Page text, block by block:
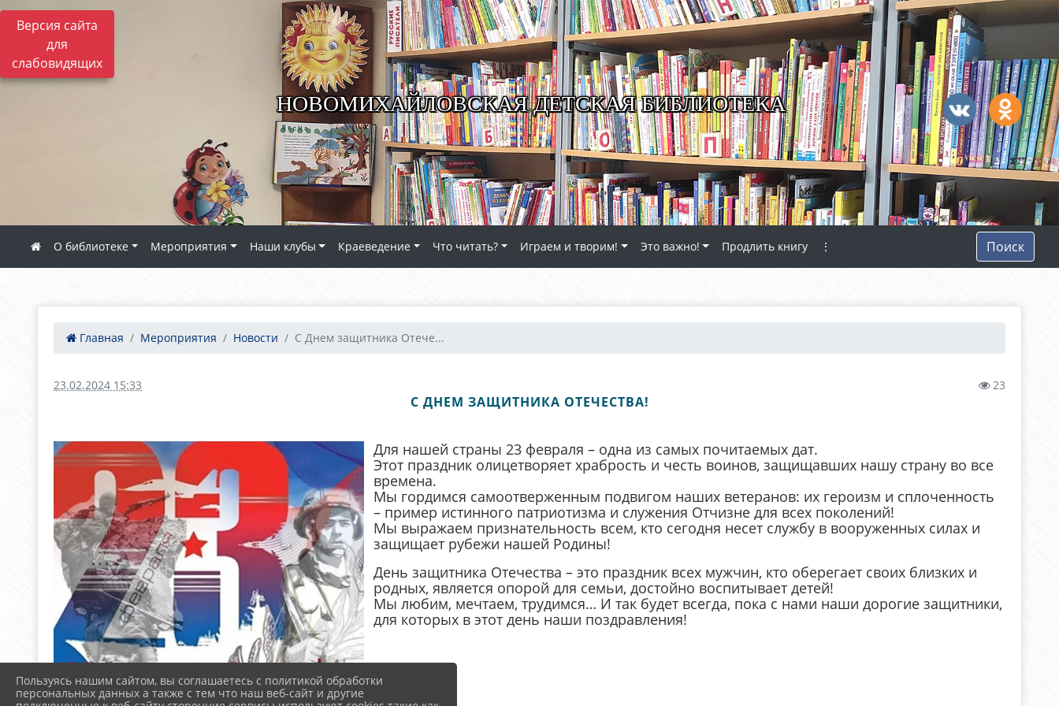
Версия сайта
для
слабовидящих
НОВОМИХАЙЛОВСКАЯ ДЕТСКАЯ БИБЛИОТЕКА
О библиотеке Мероприятия Наши клубы Краеведение Что читать? Играем и творим! Это важно! Продлить книгу ⋮ Поиск
Главная Мероприятия Новости С Днем защитника Отече...
23.02.2024 15:33 23
С ДНЕМ ЗАЩИТНИКА ОТЕЧЕСТВА!
Для нашей страны 23 февраля – одна из самых почитаемых дат.
Этот праздник олицетворяет храбрость и честь воинов, защищавших нашу страну во все
времена.
Мы гордимся самоотверженным подвигом наших ветеранов: их героизм и сплоченность
– пример истинного патриотизма и служения Отчизне для всех поколений!
Мы выражаем признательность всем, кто сегодня несет службу в вооруженных силах и
защищает рубежи нашей Родины!
День защитника Отечества – это праздник всех мужчин, кто оберегает своих близких и
родных, является опорой для семьи, достойно воспитывает детей!
Мы любим, мечтаем, трудимся… И так будет всегда, пока с нами наши дорогие защитники,
для которых в этот день наши поздравления!
Пользуясь нашим сайтом, вы соглашаетесь с политикой обработки
персональных данных а также с тем что наш веб-сайт и другие